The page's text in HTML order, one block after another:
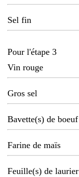
Sel fin
Pour l'étape 3
Vin rouge
Gros sel
Bavette(s) de boeuf
Farine de maïs
Feuille(s) de laurier